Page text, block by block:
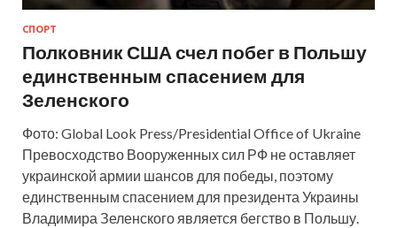
СПОРТ
Полковник США счел побег в Польшу
единственным спасением для
Зеленского
Фото: Global Look Press/Presidential Office of Ukraine
Превосходство Вооруженных сил РФ не оставляет
украинской армии шансов для победы, поэтому
единственным спасением для президента Украины
Владимира Зеленского является бегство в Польшу.